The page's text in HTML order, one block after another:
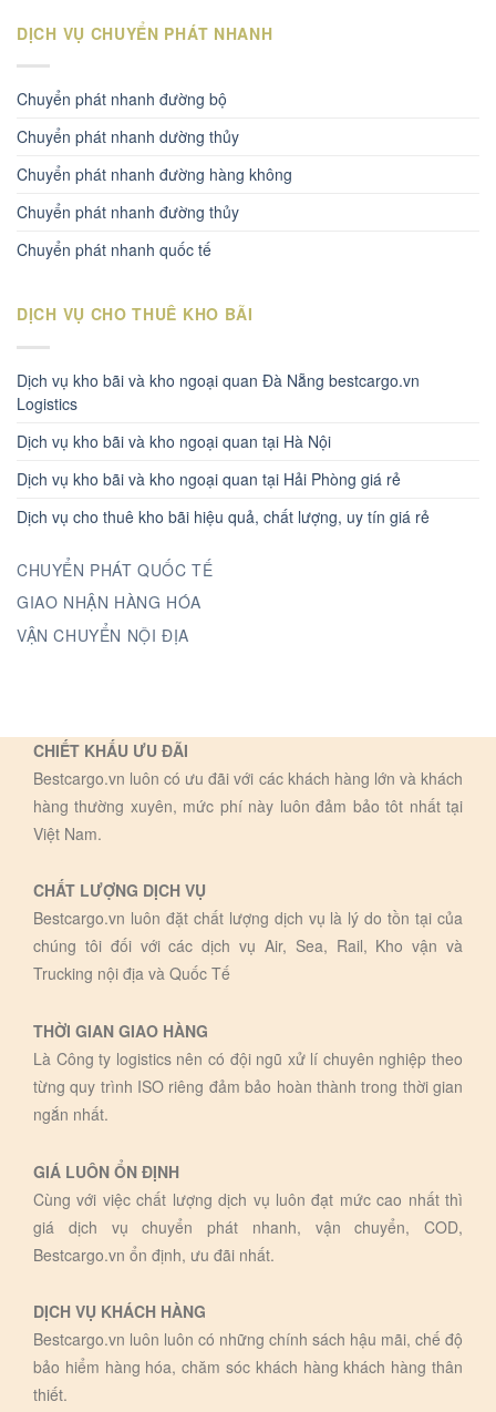
DỊCH VỤ CHUYỂN PHÁT NHANH
Chuyển phát nhanh đường bộ
Chuyển phát nhanh dường thủy
Chuyển phát nhanh đường hàng không
Chuyển phát nhanh đường thủy
Chuyển phát nhanh quốc tế
DỊCH VỤ CHO THUÊ KHO BÃI
Dịch vụ kho bãi và kho ngoại quan Đà Nẵng bestcargo.vn
Logistics
Dịch vụ kho bãi và kho ngoại quan tại Hà Nội
Dịch vụ kho bãi và kho ngoại quan tại Hải Phòng giá rẻ
Dịch vụ cho thuê kho bãi hiệu quả, chất lượng, uy tín giá rẻ
CHUYỂN PHÁT QUỐC TẾ
GIAO NHẬN HÀNG HÓA
VẬN CHUYỂN NỘI ĐỊA
CHIẾT KHẤU ƯU ĐÃI
Bestcargo.vn luôn có ưu đãi với các khách hàng lớn và khách
hàng thường xuyên, mức phí này luôn đảm bảo tôt nhất tại
Việt Nam.
CHẤT LƯỢNG DỊCH VỤ
Bestcargo.vn luôn đặt chất lượng dịch vụ là lý do tồn tại của
chúng tôi đối với các dịch vụ Air, Sea, Rail, Kho vận và
Trucking nội địa và Quốc Tế
THỜI GIAN GIAO HÀNG
Là Công ty logistics nên có đội ngũ xử lí chuyên nghiệp theo
từng quy trình ISO riêng đảm bảo hoàn thành trong thời gian
ngắn nhất.
GIÁ LUÔN ỔN ĐỊNH
Cùng với việc chất lượng dịch vụ luôn đạt mức cao nhất thì
giá dịch vụ chuyển phát nhanh, vận chuyển, COD,
Bestcargo.vn ổn định, ưu đãi nhất.
DỊCH VỤ KHÁCH HÀNG
Bestcargo.vn luôn luôn có những chính sách hậu mãi, chế độ
bảo hiểm hàng hóa, chăm sóc khách hàng khách hàng thân
thiết.